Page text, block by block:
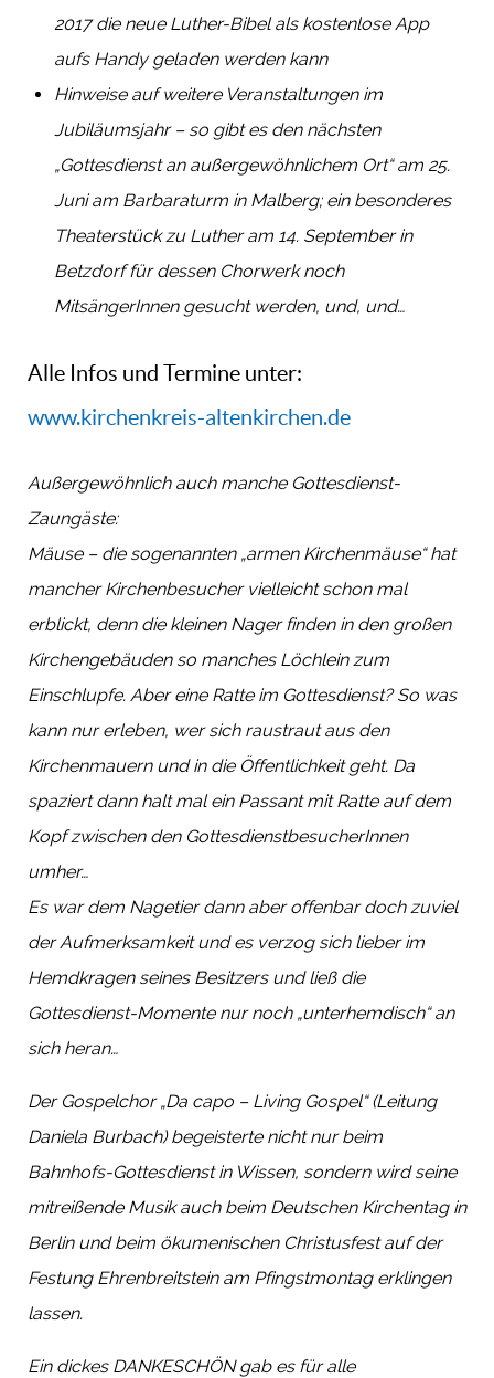
2017 die neue Luther-Bibel als kostenlose App
aufs Handy geladen werden kann
Hinweise auf weitere Veranstaltungen im
Jubiläumsjahr – so gibt es den nächsten
„Gottesdienst an außergewöhnlichem Ort“ am 25.
Juni am Barbaraturm in Malberg; ein besonderes
Theaterstück zu Luther am 14. September in
Betzdorf für dessen Chorwerk noch
MitsängerInnen gesucht werden, und, und…
Alle Infos und Termine unter:
www.kirchenkreis-altenkirchen.de
Außergewöhnlich auch manche Gottesdienst-
Zaungäste:
Mäuse – die sogenannten „armen Kirchenmäuse“ hat
mancher Kirchenbesucher vielleicht schon mal
erblickt, denn die kleinen Nager finden in den großen
Kirchengebäuden so manches Löchlein zum
Einschlupfe. Aber eine Ratte im Gottesdienst? So was
kann nur erleben, wer sich raustraut aus den
Kirchenmauern und in die Öffentlichkeit geht. Da
spaziert dann halt mal ein Passant mit Ratte auf dem
Kopf zwischen den GottesdienstbesucherInnen
umher…
Es war dem Nagetier dann aber offenbar doch zuviel
der Aufmerksamkeit und es verzog sich lieber im
Hemdkragen seines Besitzers und ließ die
Gottesdienst-Momente nur noch „unterhemdisch“ an
sich heran…
Der Gospelchor „Da capo – Living Gospel“(Leitung
Daniela Burbach) begeisterte nicht nur beim
Bahnhofs-Gottesdienst in Wissen, sondern wird seine
mitreißende Musik auch beim Deutschen Kirchentag in
Berlin und beim ökumenischen Christusfest auf der
Festung Ehrenbreitstein am Pfingstmontag erklingen
lassen.
Ein dickes DANKESCHÖNgab es für alle